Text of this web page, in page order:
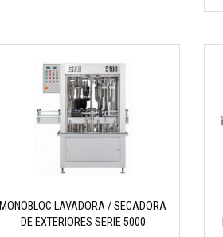
MONOBLOC LAVADORA / SECADORA
DE EXTERIORES SERIE 5000